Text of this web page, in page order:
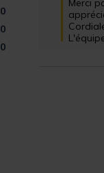
0
0
0
Merci